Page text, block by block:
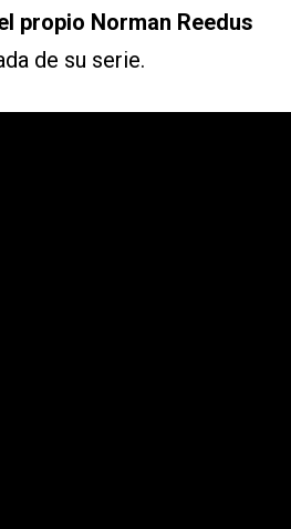
propio Norman Reedus
de su serie.